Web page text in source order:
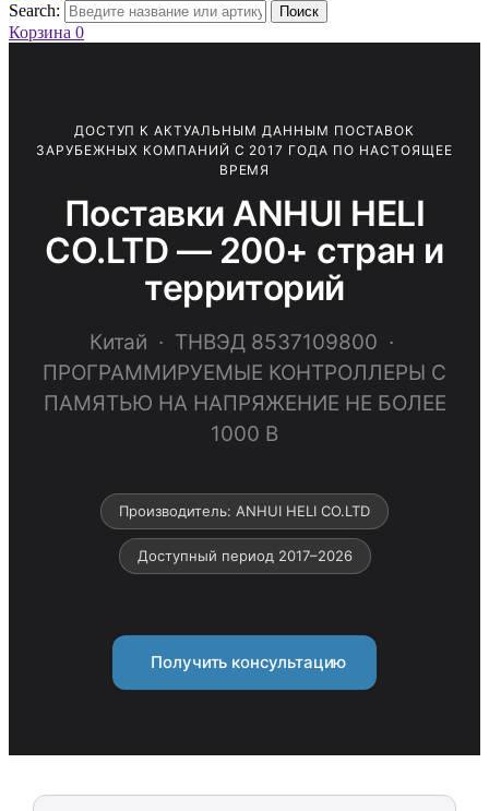
Search:
Поиск
Корзина 0
ДОСТУП К АКТУАЛЬНЫМ ДАННЫМ ПОСТАВОК
ЗАРУБЕЖНЫХ КОМПАНИЙ С 2017 ГОДА ПО НАСТОЯЩЕЕ
ВРЕМЯ
Поставки ANHUI HELI
CO.LTD — 200+ стран и
территорий
Китай · ТНВЭД 8537109800 ·
ПРОГРАММИРУЕМЫЕ КОНТРОЛЛЕРЫ С
ПАМЯТЬЮ НА НАПРЯЖЕНИЕ НЕ БОЛЕЕ
1000 В
Производитель: ANHUI HELI CO.LTD
Доступный период 2017–2026
Получить консультацию